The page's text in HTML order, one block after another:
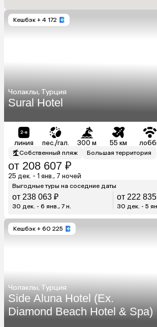
Кешбэк + 4 172
Чолаклы, Турция
Sural Hotel
линия пес./гал. 300 м 55 км
Собственный пляж Большая территория
от 208 607 ₽
25 дек. - 1 янв., 7 ночей
Выгодные туры на соседние даты
от 238 063 ₽
30 дек. - 6 янв., 7 н.
от 222
30 дек. - 5
Кешбэк + 60 225
Чолаклы, Турция
Side Aluna Hotel (Ex.
Diamond Beach Hotel & Spa)